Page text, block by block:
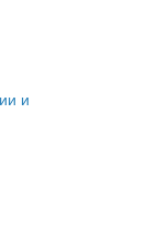
и